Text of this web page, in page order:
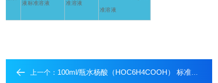
液标准溶液
准溶液
准溶液
上一个： 100ml/瓶水杨酸（HOC6H4COOH） 标准溶液